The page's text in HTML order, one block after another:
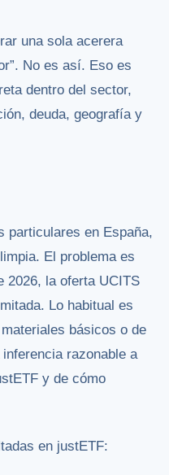
una sola acerera
No es así. Eso es
dentro del sector,
deuda, geografía y
particulares en España,
El problema es
2026, la oferta UCITS
Lo habitual es
básicos o de
razonable a
y de cómo
en justETF: